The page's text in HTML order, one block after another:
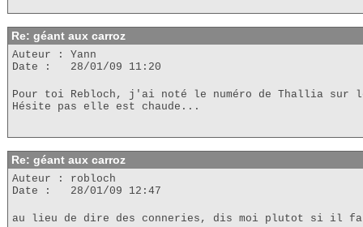
Re: géant aux carroz
Auteur : Yann
Date : 28/01/09 11:20
Pour toi Rebloch, j'ai noté le numéro de Thallia sur le
Hésite pas elle est chaude...
Re: géant aux carroz
Auteur : robloch
Date : 28/01/09 12:47
au lieu de dire des conneries, dis moi plutot si il